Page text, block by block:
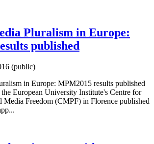
Pluralism in Europe:
published
(public)
in Europe: MPM2015 results published
European University Institute's Centre for
Media Freedom (CMPF) in Florence published